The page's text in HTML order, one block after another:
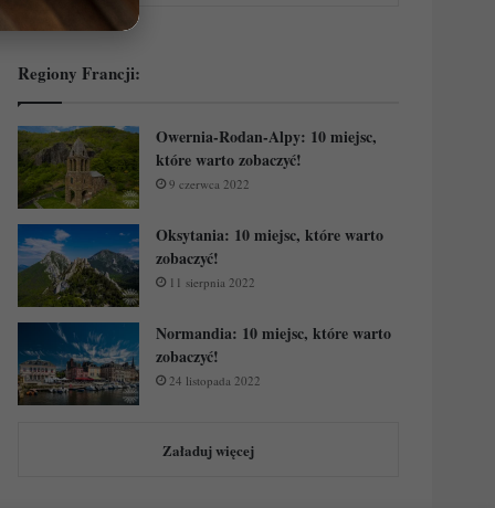
Regiony Francji:
Owernia-Rodan-Alpy: 10 miejsc,
które warto zobaczyć!
9 czerwca 2022
Oksytania: 10 miejsc, które warto
zobaczyć!
11 sierpnia 2022
Normandia: 10 miejsc, które warto
zobaczyć!
24 listopada 2022
Załaduj więcej